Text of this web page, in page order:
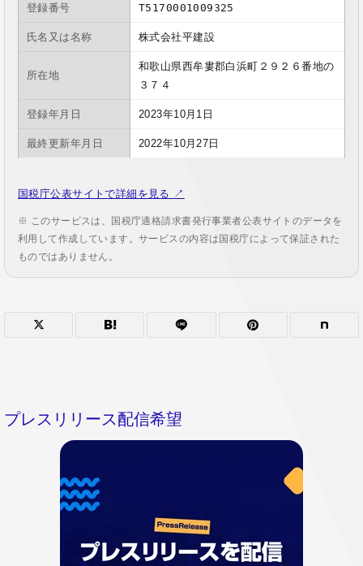
登録番号 T5170001009325
氏名又は名称 株式会社平建設
所在地
和歌山県西牟婁郡白浜町２９２６番地の
３７４
登録年月日 2023年10月1日
最終更新年月日 2022年10月27日
国税庁公表サイトで詳細を見る ↗
※ このサービスは、国税庁適格請求書発行事業者公表サイトのデータを
利用して作成しています。サービスの内容は国税庁によって保証された
ものではありません。
プレスリリース配信希望